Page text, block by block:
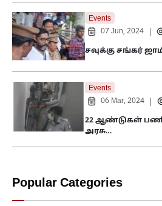
Events
07 Jun, 2024
சவுக்கு சங்கர்
Events
06 Mar, 2024
22 ஆண்டுகள்
அரசு…
Popular Categories